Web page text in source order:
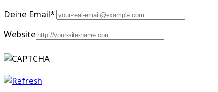
Deine Email*
Website